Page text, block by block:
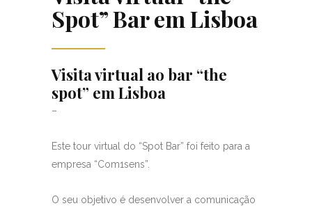
Spot” Bar em Lisboa
Visita virtual ao bar “the
spot” em Lisboa
–
Este tour virtual do “Spot Bar” foi feito para a
empresa “Com1sens”.
O seu objetivo é desenvolver a comunicação